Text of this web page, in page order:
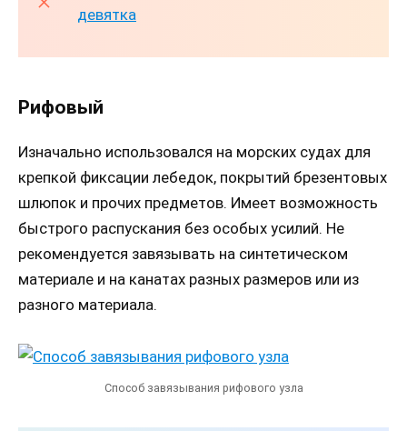
девятка
Рифовый
Изначально использовался на морских судах для
крепкой фиксации лебедок, покрытий брезентовых
шлюпок и прочих предметов. Имеет возможность
быстрого распускания без особых усилий. Не
рекомендуется завязывать на синтетическом
материале и на канатах разных размеров или из
разного материала.
Способ завязывания рифового узла